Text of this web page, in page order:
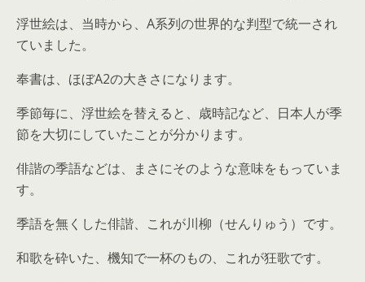
浮世絵は、当時から、A系列の世界的な判型で統一され
ていました。
奉書は、ほぼA2の大きさになります。
季節毎に、浮世絵を替えると、歳時記など、日本人が季
節を大切にしていたことが分かります。
俳諧の季語などは、まさにそのような意味をもっていま
す。
季語を無くした俳諧、これが川柳（せんりゅう）です。
和歌を砕いた、機知で一杯のもの、これが狂歌です。